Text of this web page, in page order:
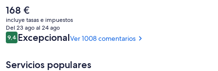
El
precio
actual
es
de
168 €
incluye tasas e impuestos
Del 23 ago al 24 ago
Comentarios
9,49,4 de 10
ExcepcionalVer 1008 comentarios
Servicios populares